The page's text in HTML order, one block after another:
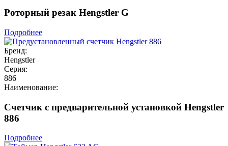
Роторный резак Hengstler G
Подробнее
Бренд:
Hengstler
Серия:
886
Наименование:
Счетчик с предварительной установкой Hengstler
886
Подробнее